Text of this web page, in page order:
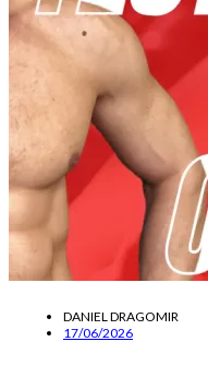
DANIEL DRAGOMIR
17/06/2026